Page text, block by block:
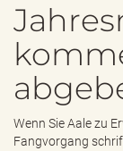
Wenn Sie Aale zu
Fangvorgang